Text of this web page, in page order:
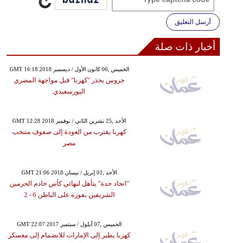
أرسل التعليق
أخبار ذات صلة
GMT 16:18 2018 الخميس ,06 كانون الأول / ديسمبر
جروس يحذر "كهربا" قبل مواجهة المصري
البورسعيدي
GMT 12:28 2018 الأحد ,25 تشرين الثاني / نوفمبر
كهربا يقترب من العودة إلى صفوف منتخب
مصر
GMT 21:06 2018 الأحد ,01 إبريل / نيسان
"اتحاد جدة" يتأهل لنهائي كأس خادم الحرمين
الشريفين بفوزه على الباطن 6 - 2
GMT 22:07 2017 الخميس ,07 أيلول / سبتمبر
كهربا يطير إلى الإمارات للانضمام إلى معسكر